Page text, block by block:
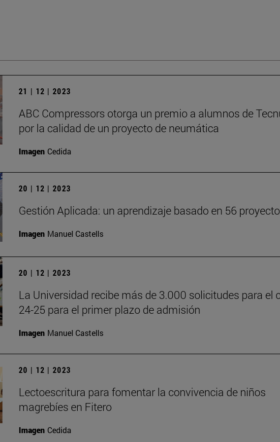
21 | 12 | 2023
ABC Compressors otorga un premio a alumnos de
por la calidad de un proyecto de neumática
Imagen Cedida
20 | 12 | 2023
Gestión Aplicada: un aprendizaje basado en 56
Imagen Manuel Castells
20 | 12 | 2023
La Universidad recibe más de 3.000 solicitudes para el
24-25 para el primer plazo de admisión
Imagen Manuel Castells
20 | 12 | 2023
Lectoescritura para fomentar la convivencia de niños
magrebíes en Fitero
Imagen Cedida